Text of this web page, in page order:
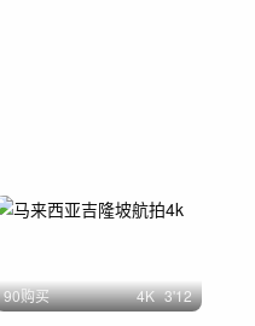
90购买 4K 3'12